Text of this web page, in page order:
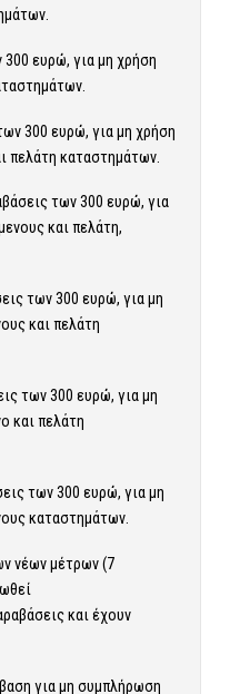
ευρώ, για μη χρήση
300 ευρώ, για μη χρήση
πελάτη καταστημάτων.
των 300 ευρώ, για
και πελάτη,
των 300 ευρώ, για μη
και πελάτη
των 300 ευρώ, για μη
και πελάτη
των 300 ευρώ, για μη
καταστημάτων.
νέων μέτρων (7
και έχουν
για μη συμπλήρωση